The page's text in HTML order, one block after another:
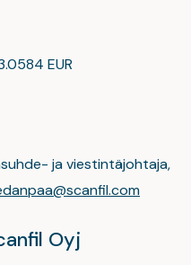
EUR
ja viestintäjohtaja,
Oyj